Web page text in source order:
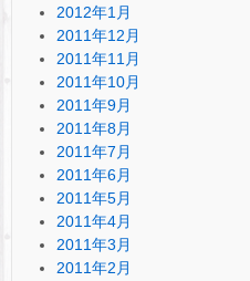
2012年1月
2011年12月
2011年11月
2011年10月
2011年9月
2011年8月
2011年7月
2011年6月
2011年5月
2011年4月
2011年3月
2011年2月